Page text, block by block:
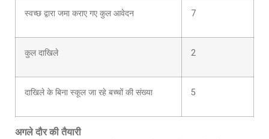
स्वच्छ द्वारा जमा कराए गए कुल आवेदन 7
कुल दाखिले 2
दाखिले के बिना स्कूल जा रहे बच्चों की संख्या 5
अगले दौर की तैयारी